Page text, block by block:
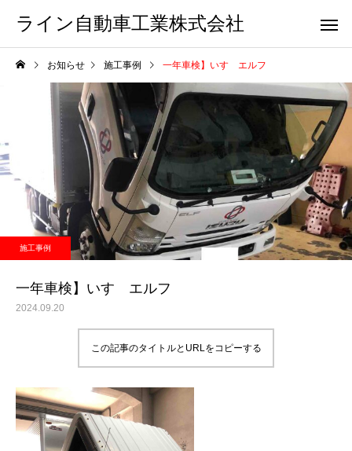
ライン自動車工業株式会社
お知らせ 施工事例 一年車検】いすゞエルフ
施工事例
一年車検】いすゞエルフ
2024.09.20
この記事のタイトルとURLをコピーする